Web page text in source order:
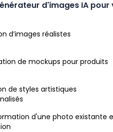
d'images IA
d’images réalistes
de mockups pour produits
de styles artistiques
d'une photo existante